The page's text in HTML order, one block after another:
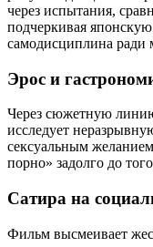
через испытания,
подчеркивая
самодисциплина ради
Эрос и
Через сюжетную
исследует
сексуальным
порно» задолго до
Сатира на
Фильм высмеивает